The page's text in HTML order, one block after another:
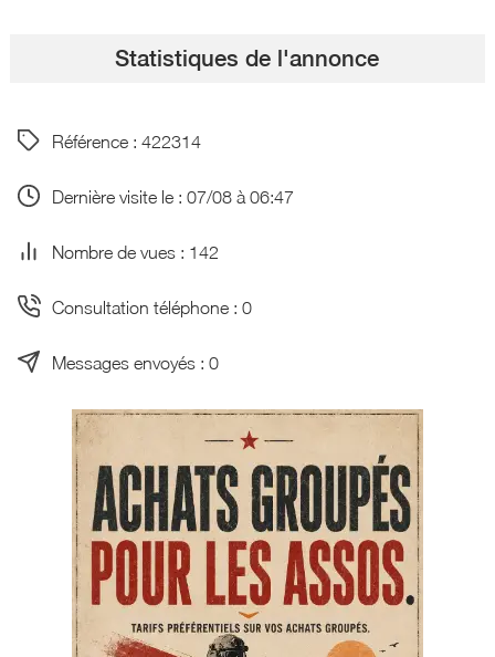
Statistiques de l'annonce
Référence : 422314
Dernière visite le : 07/08 à 06:47
Nombre de vues : 142
Consultation téléphone : 0
Messages envoyés : 0